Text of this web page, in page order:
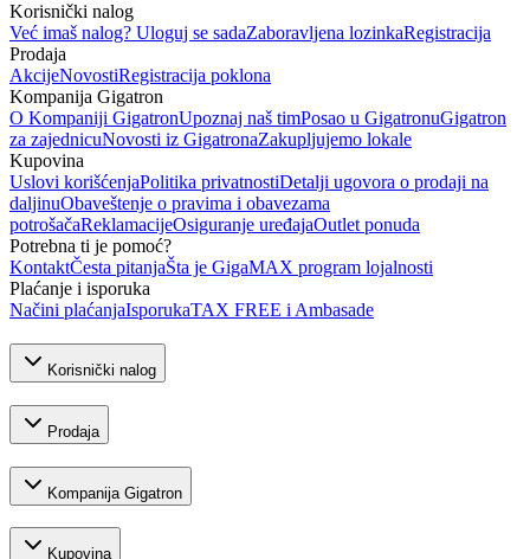
Korisnički nalog
Već imaš nalog? Uloguj se sadaZaboravljena lozinkaRegistracija
Prodaja
AkcijeNovostiRegistracija poklona
Kompanija Gigatron
O Kompaniji GigatronUpoznaj naš timPosao u GigatronuGigatron
za zajednicuNovosti iz GigatronaZakupljujemo lokale
Kupovina
Uslovi korišćenjaPolitika privatnostiDetalji ugovora o prodaji na
daljinuObaveštenje o pravima i obavezama
potrošačaReklamacijeOsiguranje uređajaOutlet ponuda
Potrebna ti je pomoć?
KontaktČesta pitanjaŠta je GigaMAX program lojalnosti
Plaćanje i isporuka
Načini plaćanjaIsporukaTAX FREE i Ambasade
Korisnički nalog
Prodaja
Kompanija Gigatron
Kupovina